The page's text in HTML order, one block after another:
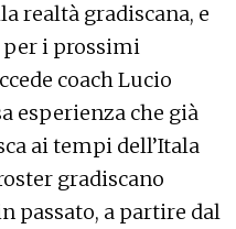
realtà gradiscana, e
i prossimi
coach Lucio
esperienza che già
ai tempi dell’Itala
gradiscano
passato, a partire dal